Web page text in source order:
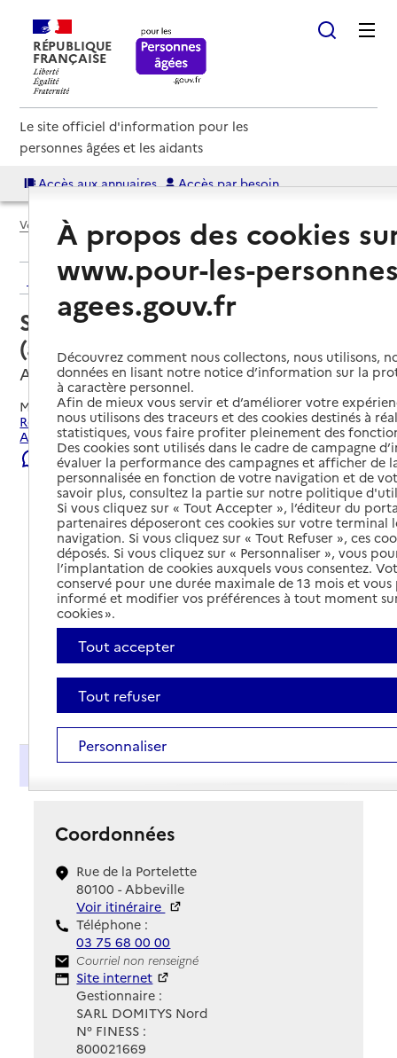
RÉPUBLIQUE
FRANÇAISE
Le site officiel d'information pour les
personnes âgées et les aidants
Accès aux annuaires Accès par besoin
Voir le fil d’Ariane
Retour aux résultats de l'annuaire
Service autonomie à domicile
(aide) – Domitys - L'Aigrette Bleue
Abbeville, SOMME
Mis à jour le04/08/2026
Rechercher les établissements et services autour de
Abbeville.
Signaler une erreur
Présentation
Coordonnées
Rue de la Portelette
80100 - Abbeville
Voir itinéraire
Téléphone :
03 75 68 00 00
Contact
Courriel non renseigné
Site Internet
Site internet
Gestionnaire :
SARL DOMITYS Nord
N° FINESS :
800021669
À propos des cookies
www.pour-les-
agees.gouv.fr
Découvrez comment nous collectons, nous utilisons,
données en lisant notre notice d’information sur la
à caractère personnel.
Afin de mieux vous servir et d’améliorer votre
nous utilisons des traceurs et des cookies destinés à
statistiques, vous faire profiter pleinement des
Des cookies sont utilisés dans le cadre de campagne
évaluer la performance des campagnes et afficher de
personnalisée en fonction de votre navigation et de
savoir plus, consultez la partie sur notre politique
Si vous cliquez sur « Tout Accepter », l’éditeur du
partenaires déposeront ces cookies sur votre terminal
navigation. Si vous cliquez sur « Tout Refuser », ces
déposés. Si vous cliquez sur « Personnaliser », vous
l’implantation de cookies auxquels vous consentez.
conservé pour une durée maximale de 13 mois et
informé et modifier vos préférences à tout moment
cookies ».
Tout accepter
Tout refuser
Personnaliser